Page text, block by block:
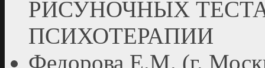
РИСУНОЧНЫХ
ПСИХОТЕРАПИИ
Федорова Е.М. (г.